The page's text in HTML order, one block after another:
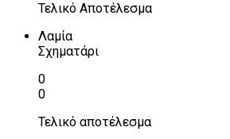
Τελικό Αποτέλεσμα
Λαμία
Σχηματάρι
0
0
Τελικό αποτέλεσμα